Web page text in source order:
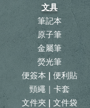
文具
筆記本
原子筆
金屬筆
熒光筆
便簽本 | 便利貼
頸繩｜卡套
文件夾 | 文件袋